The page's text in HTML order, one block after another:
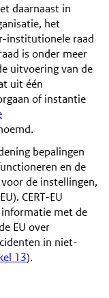
daarnaast in
het
institutionele raad
is onder meer
uitvoering van de
uit één
of instantie
bepalingen
en de
de instellingen,
CERT-EU
met de
EU over
in niet-
13).